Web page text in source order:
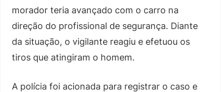
morador teria avançado com o carro na
direção do profissional de segurança. Diante
da situação, o vigilante reagiu e efetuou os
tiros que atingiram o homem.
A polícia foi acionada para registrar o caso e